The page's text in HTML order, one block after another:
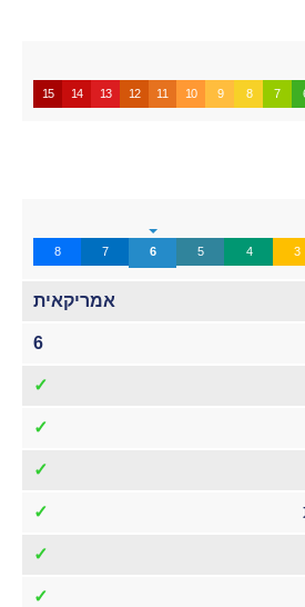
7
8
9
10
11
12
13
14
15
3
4
5
6
7
8
אמריקאית
6
✓
✓
✓
✓
✓
✓